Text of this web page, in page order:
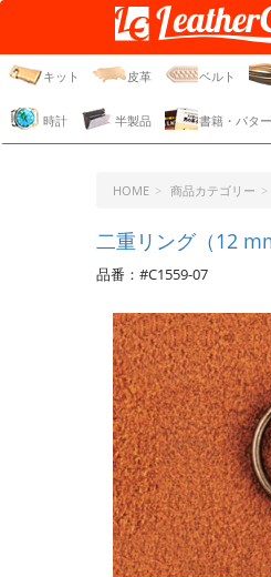
レザークラフト
ジェーピー
キット 皮革 ベルト
時計 半製品 書籍・パタ
HOME 商品カテゴリー
二重リング（12
品番：#C1559-07